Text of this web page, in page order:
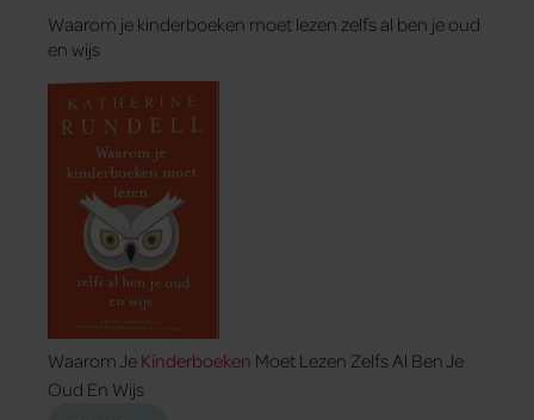
Waarom je kinderboeken moet lezen zelfs al ben je oud
en wijs
Waarom Je Kinderboeken Moet Lezen Zelfs Al Ben Je
Oud En Wijs